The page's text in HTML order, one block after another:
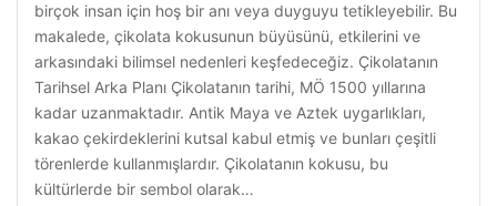
birçok insan için hoş bir anı veya duyguyu tetikleyebilir. Bu
makalede, çikolata kokusunun büyüsünü, etkilerini ve
arkasındaki bilimsel nedenleri keşfedeceğiz. Çikolatanın
Tarihsel Arka Planı Çikolatanın tarihi, MÖ 1500 yıllarına
kadar uzanmaktadır. Antik Maya ve Aztek uygarlıkları,
kakao çekirdeklerini kutsal kabul etmiş ve bunları çeşitli
törenlerde kullanmışlardır. Çikolatanın kokusu, bu
kültürlerde bir sembol olarak…